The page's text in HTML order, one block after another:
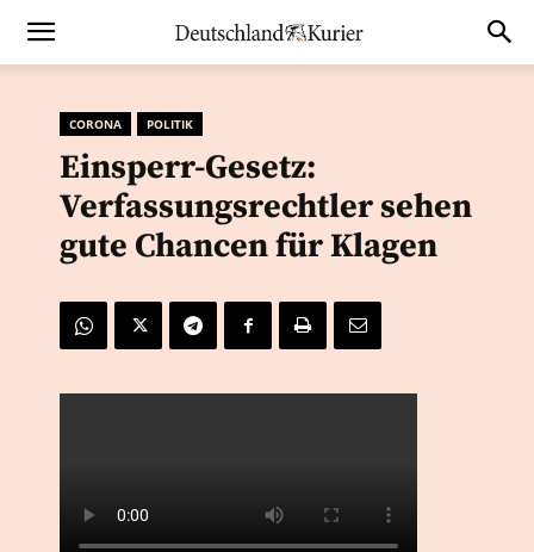
CORONA POLITIK
Einsperr-Gesetz:
Verfassungsrechtler sehen
gute Chancen für Klagen